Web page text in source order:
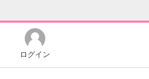
ログイン